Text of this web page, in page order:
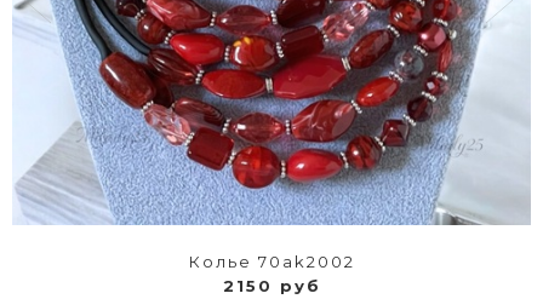
Колье 70ak2002
2150 руб